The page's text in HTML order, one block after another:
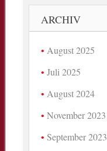
ARCHIV
August 2025
Juli 2025
August 2024
November 2023
September 2023